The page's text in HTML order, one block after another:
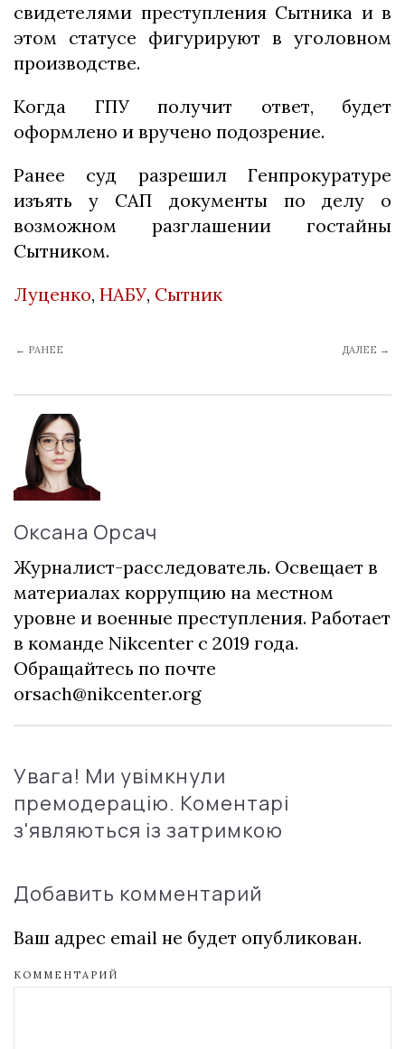
свидетелями преступления Сытника и в
этом статусе фигурируют в уголовном
производстве.
Когда ГПУ получит ответ, будет
оформлено и вручено подозрение.
Ранее суд разрешил Генпрокуратуре
изъять у САП документы по делу о
возможном разглашении гостайны
Сытником.
Луценко, НАБУ, Сытник
← РАНЕЕ ДАЛЕЕ →
Оксана Орсач
Журналист-расследователь. Освещает в
материалах коррупцию на местном
уровне и военные преступления. Работает
в команде Nikcenter с 2019 года.
Обращайтесь по почте
orsach@nikcenter.org
Увага! Ми увімкнули
премодерацію. Коментарі
з'являються із затримкою
Добавить комментарий
Ваш адрес email не будет опубликован.
КОММЕНТАРИЙ